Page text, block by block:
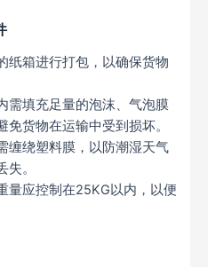
纸箱进行打包，以确保货物
需填充足量的泡沫、气泡膜
货物在运输中受到损坏。
缠绕塑料膜，以防潮湿天气
。
量应控制在25KG以内，以便